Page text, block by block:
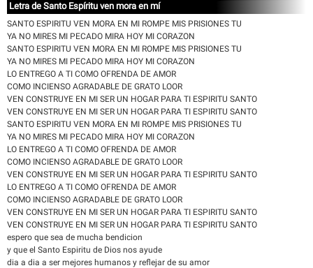
Letra de Santo Espíritu ven mora en mí
SANTO ESPIRITU VEN MORA EN MI ROMPE MIS PRISIONES TU
YA NO MIRES MI PECADO MIRA HOY MI CORAZON
SANTO ESPIRITU VEN MORA EN MI ROMPE MIS PRISIONES TU
YA NO MIRES MI PECADO MIRA HOY MI CORAZON
LO ENTREGO A TI COMO OFRENDA DE AMOR
COMO INCIENSO AGRADABLE DE GRATO LOOR
VEN CONSTRUYE EN MI SER UN HOGAR PARA TI ESPIRITU SANTO
VEN CONSTRUYE EN MI SER UN HOGAR PARA TI ESPIRITU SANTO
SANTO ESPIRITU VEN MORA EN MI ROMPE MIS PRISIONES TU
YA NO MIRES MI PECADO MIRA HOY MI CORAZON
LO ENTREGO A TI COMO OFRENDA DE AMOR
COMO INCIENSO AGRADABLE DE GRATO LOOR
VEN CONSTRUYE EN MI SER UN HOGAR PARA TI ESPIRITU SANTO
LO ENTREGO A TI COMO OFRENDA DE AMOR
COMO INCIENSO AGRADABLE DE GRATO LOOR
VEN CONSTRUYE EN MI SER UN HOGAR PARA TI ESPIRITU SANTO
VEN CONSTRUYE EN MI SER UN HOGAR PARA TI ESPIRITU SANTO
espero que sea de mucha bendicion
y que el Santo Espiritu de Dios nos ayude
dia a dia a ser mejores humanos y reflejar de su amor